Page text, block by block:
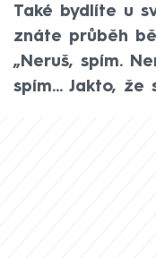
Také bydlíte u
znáte průběh
„Neruš, spím.
spím... Jakto, že